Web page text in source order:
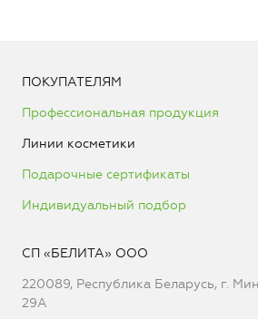
ПОКУПАТЕЛЯМ
Профессиональная продукция
Линии косметики
Подарочные сертификаты
Индивидуальный подбор
СП «БЕЛИТА» ООО
220089, Республика Беларусь, г.
29А